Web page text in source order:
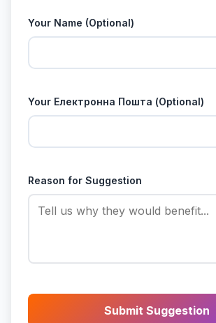
Your Name (Optional)
Your Електронна Пошта (Optional)
Reason for Suggestion
Submit Suggestion